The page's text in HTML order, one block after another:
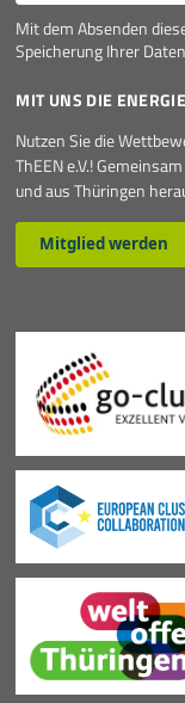
Mit dem Absenden
Speicherung Ihrer
MIT UNS DIE
Nutzen Sie die
ThEEN e.V.!
und aus Thüringen
Mitglied werden